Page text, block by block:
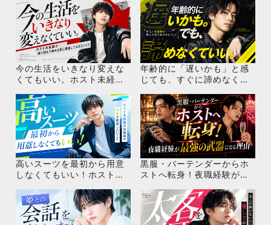
今の生活をいきなり変えな
くてもいい。ホスト未経験
認しておきたいこと
年齢的に「遅いかも」と感
じても、すぐに諦めなくて
で見ておきたいこと
高いスーツを最初から用意
しなくてもいい！ホスト未
したいこと
黒服・バーテンダーからホ
ストへ転身！夜職経験が最